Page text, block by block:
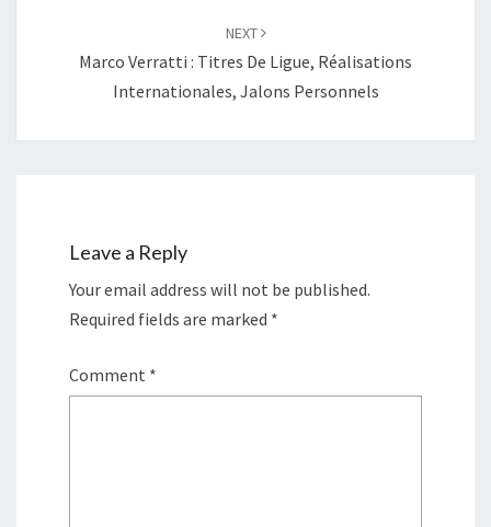
NEXT
Marco Verratti : Titres De Ligue, Réalisations
Internationales, Jalons Personnels
Leave a Reply
Your email address will not be published.
Required fields are marked *
Comment *